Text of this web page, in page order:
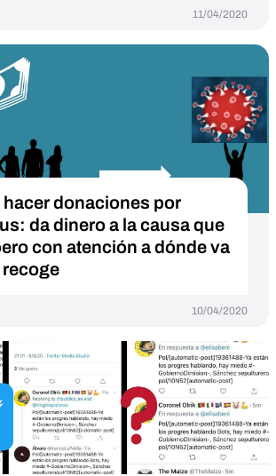
11/04/2020
hacer donaciones por
da dinero a la causa que
con atención a dónde va
10/04/2020